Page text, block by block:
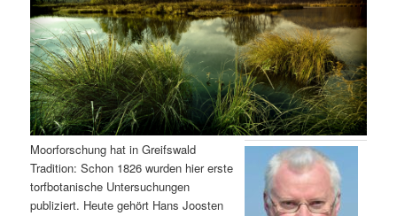
n
I
n
h
a
r
e
n
I
n
i
o
n
Moorforschung hat in Greifswald
Tradition: Schon 1826 wurden hier erste
torfbotanische Untersuchungen
publiziert. Heute gehört Hans Joosten